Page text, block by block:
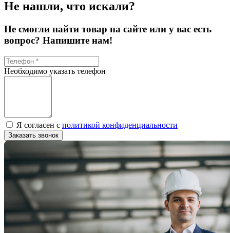
Не нашли, что искали?
Не смогли найти товар на сайте или у вас есть
вопрос? Напишите нам!
Необходимо указать телефон
Я согласен с политикой конфиденциальности
Заказать звонок